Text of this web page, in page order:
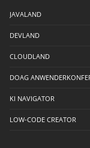
JAVALAND
DEVLAND
CLOUDLAND
DOAG
KI NAVIGATOR
LOW-CODE CREATOR